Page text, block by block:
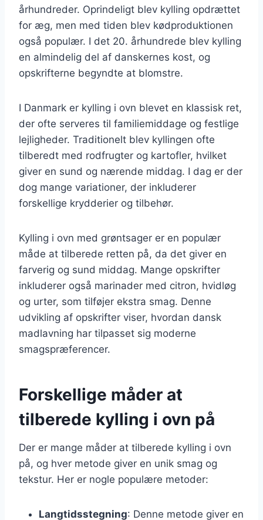
århundreder. Oprindeligt blev kylling opdrættet
for æg, men med tiden blev kødproduktionen
også populær. I det 20. århundrede blev kylling
en almindelig del af danskernes kost, og
opskrifterne begyndte at blomstre.
I Danmark er kylling i ovn blevet en klassisk ret,
der ofte serveres til familiemiddage og festlige
lejligheder. Traditionelt blev kyllingen ofte
tilberedt med rodfrugter og kartofler, hvilket
giver en sund og nærende middag. I dag er der
dog mange variationer, der inkluderer
forskellige krydderier og tilbehør.
Kylling i ovn med grøntsager er en populær
måde at tilberede retten på, da det giver en
farverig og sund middag. Mange opskrifter
inkluderer også marinader med citron, hvidløg
og urter, som tilføjer ekstra smag. Denne
udvikling af opskrifter viser, hvordan dansk
madlavning har tilpasset sig moderne
smagspræferencer.
Forskellige måder at
tilberede kylling i ovn på
Der er mange måder at tilberede kylling i ovn
på, og hver metode giver en unik smag og
tekstur. Her er nogle populære metoder:
Langtidsstegning: Denne metode giver en